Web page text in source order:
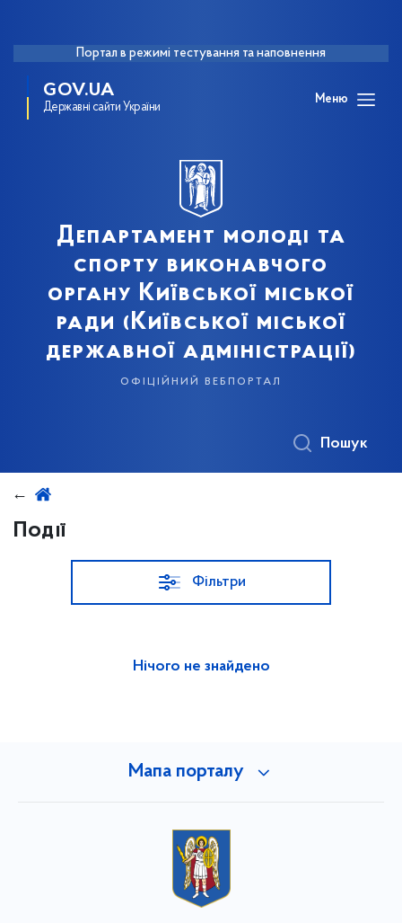
Портал в режимі тестування та наповнення
GOV.UA
Державні сайти України
Меню
Департамент молоді та
спорту виконавчого
органу Київської міської
ради (Київської міської
державної адміністрації)
офіційний вебпортал
Пошук
Події
Фільтри
Нічого не знайдено
Мапа порталу